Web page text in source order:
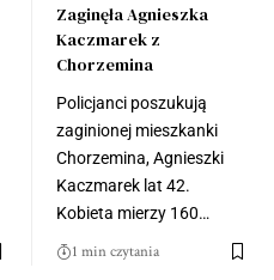
Zaginęła Agnieszka
Kaczmarek z
Chorzemina
Policjanci poszukują
zaginionej mieszkanki
Chorzemina, Agnieszki
Kaczmarek lat 42.
Kobieta mierzy 160…
1 min czytania